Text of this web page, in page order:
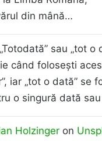
din mână…
sau „tot
când folosești
iar „tot o dată”
o singură dată
Holzinger on